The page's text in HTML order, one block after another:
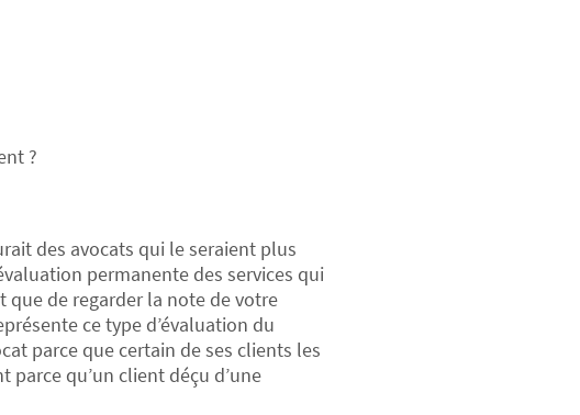
?
des avocats qui le seraient plus
permanente des services qui
de regarder la note de votre
ce type d’évaluation du
parce que certain de ses clients les
qu’un client déçu d’une